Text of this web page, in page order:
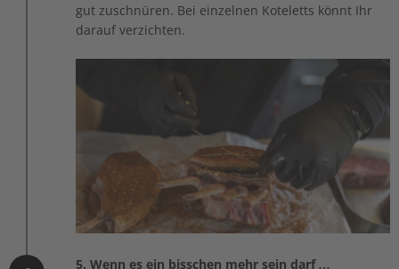
gut zuschnüren. Bei einzelnen Koteletts könnt Ihr
darauf verzichten.
5. Wenn es ein bisschen mehr sein darf …